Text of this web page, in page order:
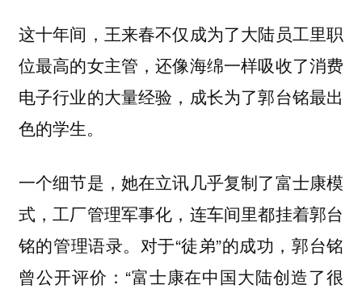
这十年间，王来春不仅成为了大陆员工里职
位最高的女主管，还像海绵一样吸收了消费
电子行业的大量经验，成长为了郭台铭最出
色的学生。
一个细节是，她在立讯几乎复制了富士康模
式，工厂管理军事化，连车间里都挂着郭台
铭的管理语录。对于“徒弟”的成功，郭台铭
曾公开评价：“富士康在中国大陆创造了很